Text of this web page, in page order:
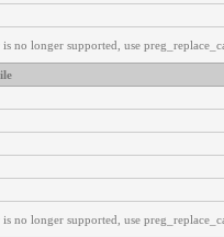
no longer supported, use
no longer supported, use